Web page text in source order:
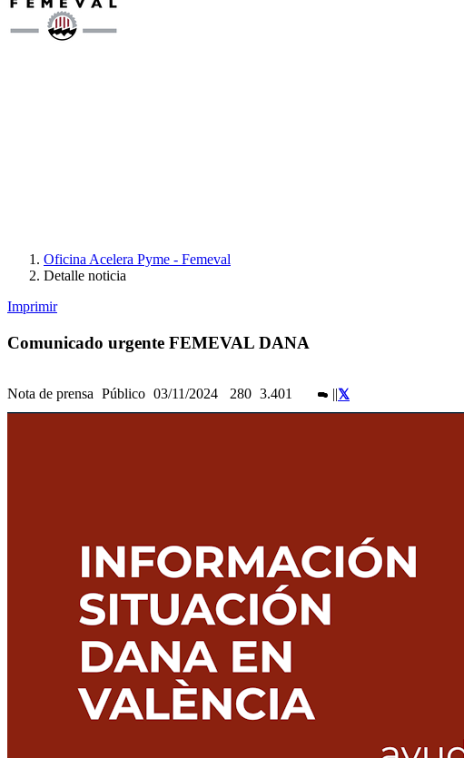
Oficina Acelera Pyme - Femeval
Detalle noticia
Imprimir
Comunicado urgente FEMEVAL DANA
Nota de prensa Público 03/11/2024 280 3.401 ||